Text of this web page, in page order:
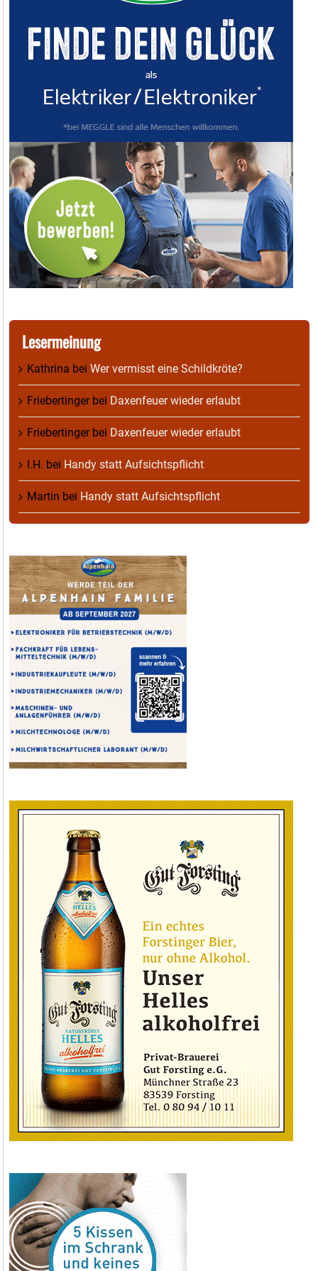
Lesermeinung
Kathrina bei Wer vermisst eine Schildkröte?
Friebertingerbei Daxenfeuer wieder erlaubt
Friebertingerbei Daxenfeuer wieder erlaubt
I.H. bei Handy statt Aufsichtspflicht
Martin bei Handy statt Aufsichtspflicht